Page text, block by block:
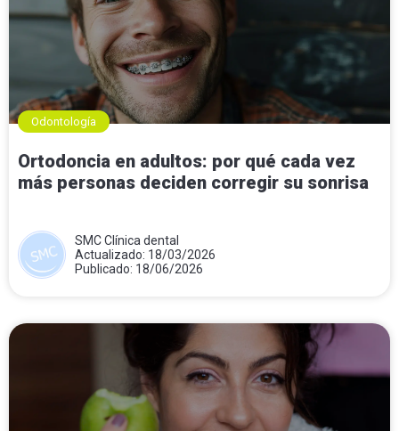
Odontología
Ortodoncia en adultos: por qué cada vez
más personas deciden corregir su sonrisa
SMC Clínica dental
Actualizado: 18/03/2026
Publicado: 18/06/2026